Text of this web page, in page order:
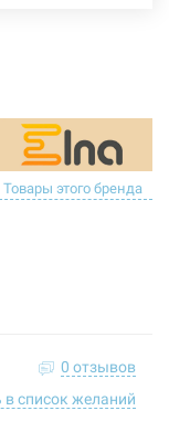
Товары этого бренда
0 отзывов
в список желаний